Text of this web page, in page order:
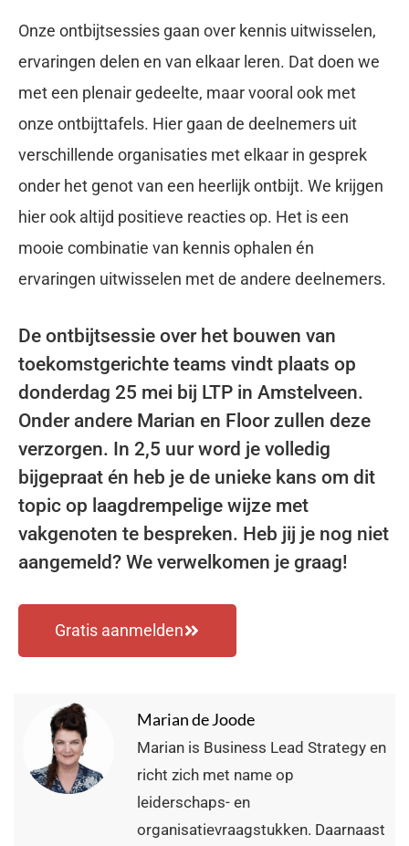
Onze ontbijtsessies gaan over kennis uitwisselen,
ervaringen delen en van elkaar leren. Dat doen we
met een plenair gedeelte, maar vooral ook met
onze ontbijttafels. Hier gaan de deelnemers uit
verschillende organisaties met elkaar in gesprek
onder het genot van een heerlijk ontbijt. We krijgen
hier ook altijd positieve reacties op. Het is een
mooie combinatie van kennis ophalen én
ervaringen uitwisselen met de andere deelnemers.
De ontbijtsessie over het bouwen van
toekomstgerichte teams vindt plaats op
donderdag 25 mei bij LTP in Amstelveen.
Onder andere Marian en Floor zullen deze
verzorgen. In 2,5 uur word je volledig
bijgepraat én heb je de unieke kans om dit
topic op laagdrempelige wijze met
vakgenoten te bespreken. Heb jij je nog niet
aangemeld? We verwelkomen je graag!
Gratis aanmelden
Marian de Joode
Marian is Business Lead Strategy en
richt zich met name op
leiderschaps- en
organisatievraagstukken. Daarnaast